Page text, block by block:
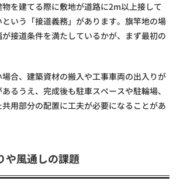
を建てる際に敷地が道路に2m以上接して
いう「接道義務」があります。旗竿地の場
接道条件を満たしているかが、まず最初の
合、建築資材の搬入や工事車両の出入りが
るうえ、完成後も駐車スペースや駐輪場、
用部分の配置に工夫が必要になることがあ
や風通しの課題